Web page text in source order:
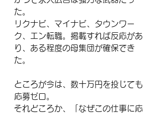
た。
リクナビ、マイナビ、タウンワー
ク、エン転職。掲載すれば反応があ
り、ある程度の母集団が確保でき
た。
ところが今は、数十万円を投じても
応募ゼロ。
それどころか、「なぜこの仕事に応